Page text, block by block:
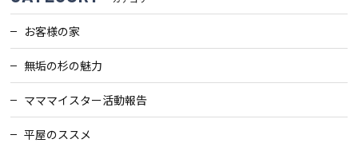
スタッフブログ
プライバシー
ポリシー
ソーシャルメディアポリ
サイトマップ
お客様の家
無垢の杉の魅力
マママイスター活動報告
平屋のススメ